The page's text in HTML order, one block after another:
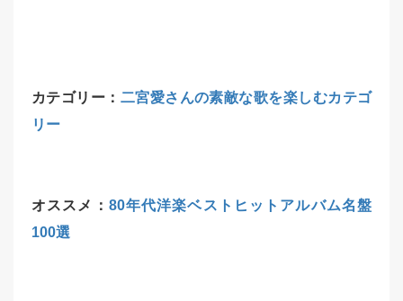
カテゴリー： 二宮愛さんの素敵な歌を楽しむカテゴ
リー
オススメ： 80年代洋楽ベストヒットアルバム名盤
100選